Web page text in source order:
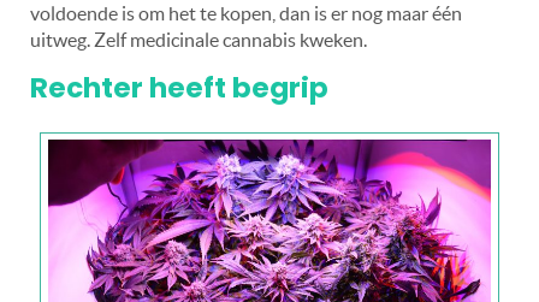
voldoende is om het te kopen, dan is er nog maar één
uitweg. Zelf medicinale cannabis kweken.
Rechter heeft begrip